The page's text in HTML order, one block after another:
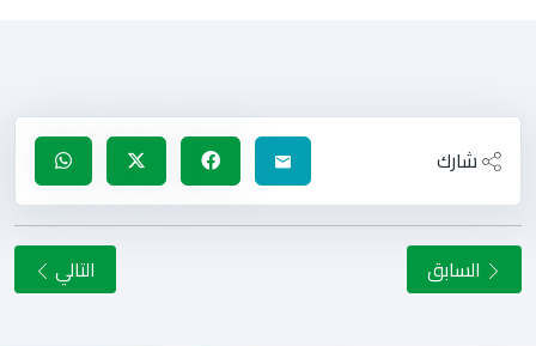
شارك
السابق التالي